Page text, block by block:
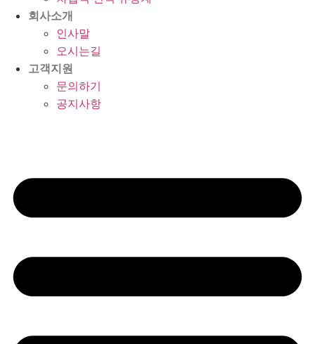
회사소개
인사말
오시는길
고객지원
문의하기
공지사항